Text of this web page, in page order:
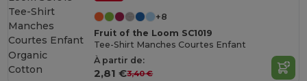
+8
Fruit of the Loom SC1019
Tee-Shirt Manches Courtes Enfant
À partir de:
2,81 €3,40 €
Organic
Cotton